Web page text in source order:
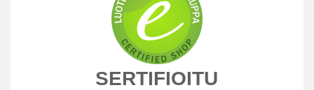
SERTIFIOITU